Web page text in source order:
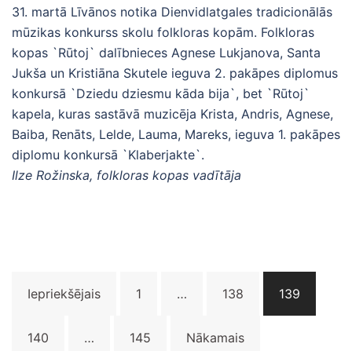
31. martā Līvānos notika Dienvidlatgales tradicionālās
mūzikas konkurss skolu folkloras kopām. Folkloras
kopas `Rūtoj` dalībnieces Agnese Lukjanova, Santa
Jukša un Kristiāna Skutele ieguva 2. pakāpes diplomus
konkursā `Dziedu dziesmu kāda bija`, bet `Rūtoj`
kapela, kuras sastāvā muzicēja Krista, Andris, Agnese,
Baiba, Renāts, Lelde, Lauma, Mareks, ieguva 1. pakāpes
diplomu konkursā `Klaberjakte`.
Ilze Rožinska, folkloras kopas vadītāja
numerācija
Iepriekšējais 1 … 138 139
140 … 145 Nākamais